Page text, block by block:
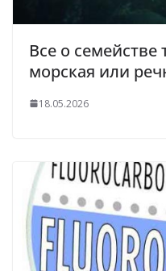
Все о
морская или
18.05.2026